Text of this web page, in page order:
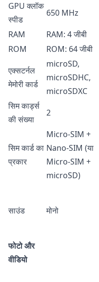
GPU क्लॉक
स्पीड
650 MHz
RAM
RAM: 4 जीबी
ROM
ROM: 64 जीबी
एक्सटर्नल
मेमोरी कार्ड
microSD,
microSDHC,
microSDXC
सिम कार्ड्स
की संख्या
2
सिम कार्ड का
प्रकार
Micro-SIM +
Nano-SIM (या
Micro-SIM +
microSD)
साउंड मोनो
फोटो और
वीडियो